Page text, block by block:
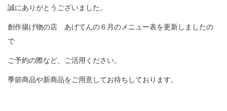
〒831-0016 福岡県大川市大字酒見180
誠にありがとうございました。
創作揚げ物の店 あげてんの６月のメニュー表を更新しましたの
で
ご予約の際など、ご活用ください。
季節商品や新商品をご用意してお待ちしております。